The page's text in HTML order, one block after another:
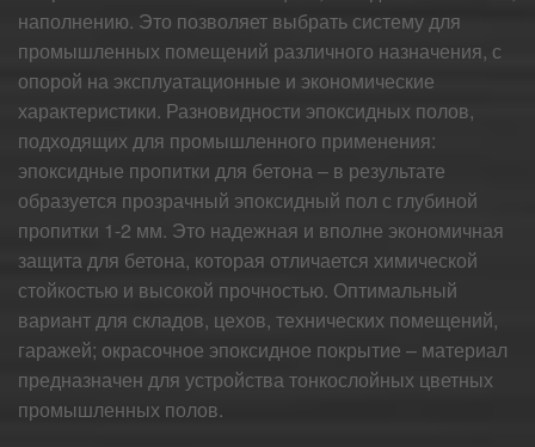
наполнению. Это позволяет выбрать систему для
промышленных помещений различного назначения, с
опорой на эксплуатационные и экономические
характеристики. Разновидности эпоксидных полов,
подходящих для промышленного применения:
эпоксидные пропитки для бетона – в результате
образуется прозрачный эпоксидный пол с глубиной
пропитки 1-2 мм. Это надежная и вполне экономичная
защита для бетона, которая отличается химической
стойкостью и высокой прочностью. Оптимальный
вариант для складов, цехов, технических помещений,
гаражей; окрасочное эпоксидное покрытие – материал
предназначен для устройства тонкослойных цветных
промышленных полов.